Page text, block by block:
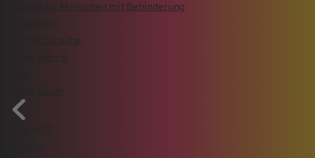
Zugang für Menschen mit Behinderung
Leichte Sprache
Bildergalerie